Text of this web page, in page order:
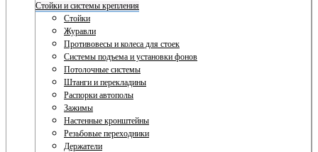
Стойки и системы крепления
Стойки
Журавли
Противовесы и колеса для стоек
Системы подъема и установки фонов
Потолочные системы
Штанги и перекладины
Распорки автополы
Зажимы
Настенные кронштейны
Резьбовые переходники
Держатели